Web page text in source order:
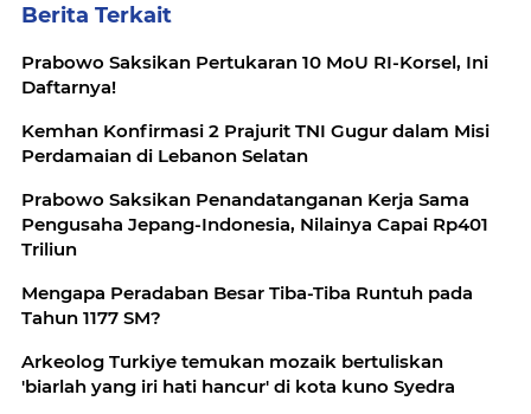
Berita Terkait
Prabowo Saksikan Pertukaran 10 MoU RI-Korsel, Ini
Daftarnya!
Kemhan Konfirmasi 2 Prajurit TNI Gugur dalam Misi
Perdamaian di Lebanon Selatan
Prabowo Saksikan Penandatanganan Kerja Sama
Pengusaha Jepang-Indonesia, Nilainya Capai Rp401
Triliun
Mengapa Peradaban Besar Tiba-Tiba Runtuh pada
Tahun 1177 SM?
Arkeolog Turkiye temukan mozaik bertuliskan
'biarlah yang iri hati hancur' di kota kuno Syedra